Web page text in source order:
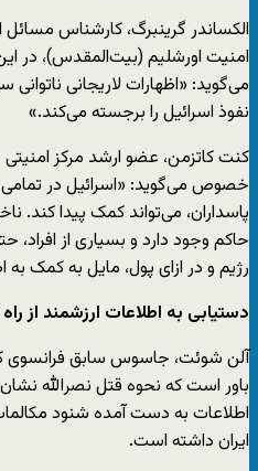
الکساندر گرینبرگ، کارشناس
امنیت اورشلیم (بیت‌المقدس)، در
می‌گوید: «اظهارات لاریجانی
نفوذ اسرائیل را برجسته می‌کند.»
کنت کاتزمن، عضو ارشد مرکز امنیتی
خصوص می‌گوید: «اسرائیل در
پاسداران، می‌تواند کمک پیدا کند.
حاکم وجود دارد و بسیاری از
رژیم و در ازای پول، مایل به کمک
دستیابی به اطلاعات ارزشمند از
آلن شوئت، جاسوس سابق فرانسوی
باور است که نحوه قتل نصرالله
اطلاعات به دست آمده شنود
ایران داشته است.